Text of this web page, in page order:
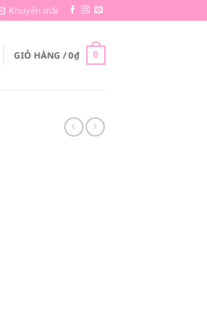
Khuyến mãi
GIỎ HÀNG /0₫ 0